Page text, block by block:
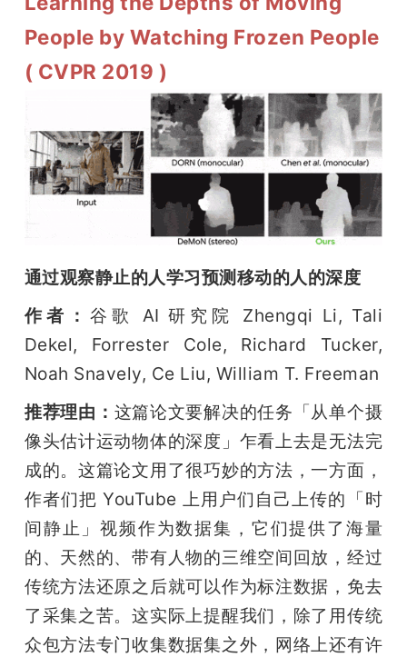
People by Watching Frozen People
( CVPR 2019 )
通过观察静止的人学习预测移动的人的深度
作者： 谷歌 AI 研究院 Zhengqi Li, Tali
Dekel, Forrester Cole, Richard Tucker,
Noah Snavely, Ce Liu, William T. Freeman
推荐理由： 这篇论文要解决的任务「从单个摄
像头估计运动物体的深度」乍看上去是无法完
成的。这篇论文用了很巧妙的方法，一方面，
作者们把 YouTube 上用户们自己上传的「时
间静止」视频作为数据集，它们提供了海量
的、天然的、带有人物的三维空间回放，经过
传统方法还原之后就可以作为标注数据，免去
了采集之苦。这实际上提醒我们，除了用传统
众包方法专门收集数据集之外，网络上还有许